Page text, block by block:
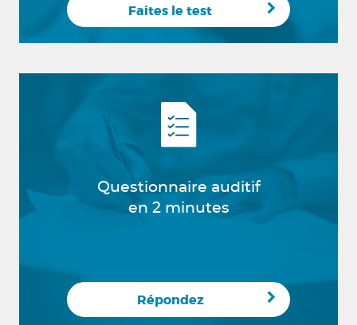
Faites le test
Questionnaire auditif
en 2 minutes
Répondez